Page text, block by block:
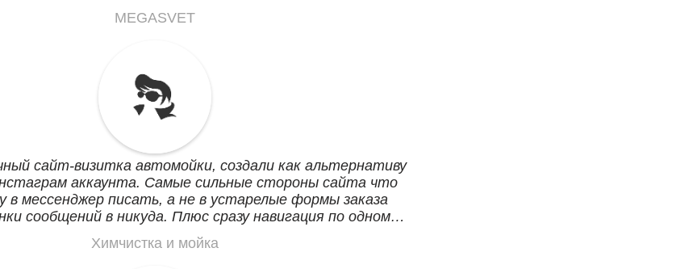
MEGASVET
сайт-визитка автомойки, создали как альтернативу
аккаунта. Самые сильные стороны сайта что
в мессенджер писать, а не в устарелые формы заказа
сообщений в никуда. Плюс сразу навигация по одному
на место. Кидаем ссылку клиентам в Вайбер и они
Может со временем и лендинги сделаем.
Химчистка и мойка